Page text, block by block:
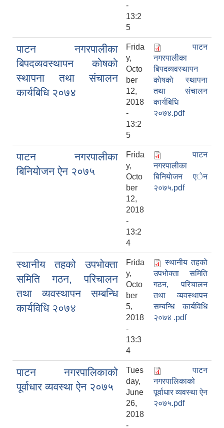
-
13:2
5
पाटन नगरपालीका
बिपदव्यवस्थापन काेषकाे
स्थापना तथा संचालन
कार्यबिधि २०७४
Frida
y,
Octo
ber
12,
2018
-
13:2
5
पाटन
नगरपालीका
बिपदव्यवस्थापन
काेषकाे स्थापना
तथा संचालन
कार्यबिधि
२०७४.pdf
पाटन नगरपालीका
बिनियाेजन ऐन २०७५
Frida
y,
Octo
ber
12,
2018
-
13:2
4
पाटन
नगरपालीका
बिनियाेजन एेन
२०७५.pdf
स्थानीय तहको उपभोक्ता
समिति गठन, परिचालन
तथा व्यवस्थापन सम्बन्धि
कार्यविधि २०७४
Frida
y,
Octo
ber
5,
2018
-
13:3
4
स्थानीय तहको
उपभोक्ता समिति
गठन, परिचालन
तथा व्यवस्थापन
सम्बन्धि कार्यविधि
२०७४ .pdf
पाटन नगरपालिकाको
पूर्वाधार व्यवस्था ऐन २०७५
Tues
day,
June
26,
2018
-
पाटन
नगरपालिकाको
पूर्वाधार व्यवस्था ऐन
२०७५.pdf